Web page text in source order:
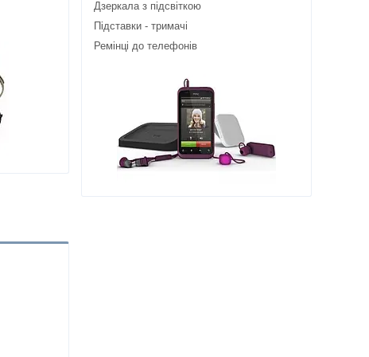
Дзеркала з підсвіткою
Підставки - тримачі
Ремінці до телефонів